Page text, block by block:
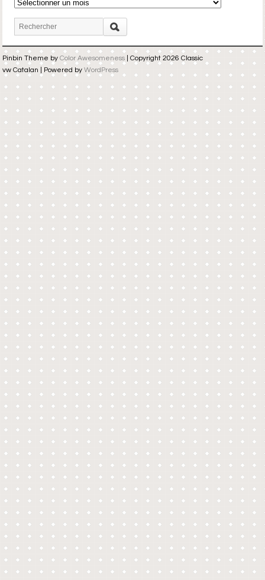
Archives
Pinbin Theme by Color Awesomeness | Copyright 2026 Classic
vw Catalan | Powered by WordPress